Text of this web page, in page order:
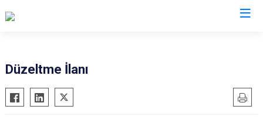
Düzeltme İlanı